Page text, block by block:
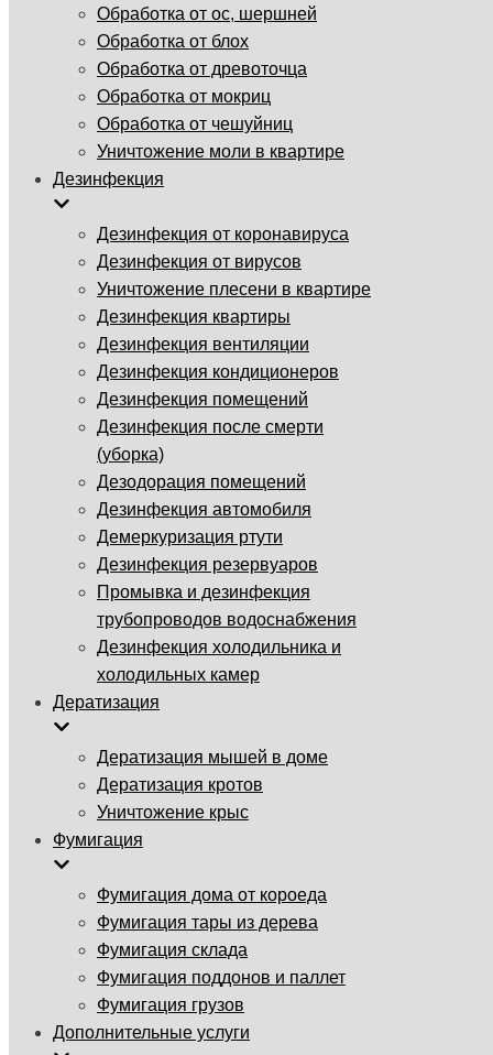
Обработка от ос, шершней
Обработка от блох
Обработка от древоточца
Обработка от мокриц
Обработка от чешуйниц
Уничтожение моли в квартире
Дезинфекция
Дезинфекция от коронавируса
Дезинфекция от вирусов
Уничтожение плесени в квартире
Дезинфекция квартиры
Дезинфекция вентиляции
Дезинфекция кондиционеров
Дезинфекция помещений
Дезинфекция после смерти
(уборка)
Дезодорация помещений
Дезинфекция автомобиля
Демеркуризация ртути
Дезинфекция резервуаров
Промывка и дезинфекция
трубопроводов водоснабжения
Дезинфекция холодильника и
холодильных камер
Дератизация
Дератизация мышей в доме
Дератизация кротов
Уничтожение крыс
Фумигация
Фумигация дома от короеда
Фумигация тары из дерева
Фумигация склада
Фумигация поддонов и паллет
Фумигация грузов
Дополнительные услуги